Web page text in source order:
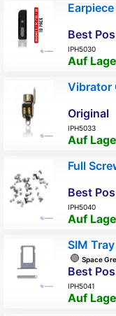
Best
IPH5030
Auf
Vibrator
Original
IPH5033
Auf
Full
Best
IPH5040
Auf
SIM
Space
Best
IPH5041
Auf